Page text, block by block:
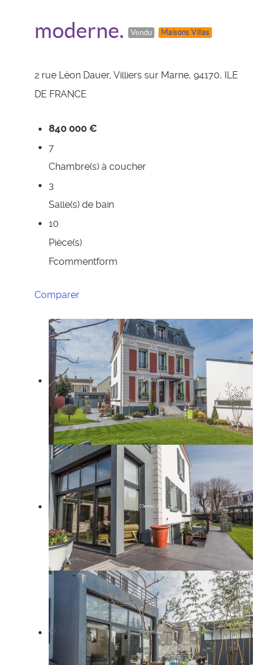
moderne.
Vendu Maisons Villas
2 rue Léon Dauer, Villiers sur Marne, 94170, ILE
DE FRANCE
840 000 €
7
Chambre(s) à coucher
3
Salle(s) de bain
10
Pièce(s)
Fcommentform
Comparer